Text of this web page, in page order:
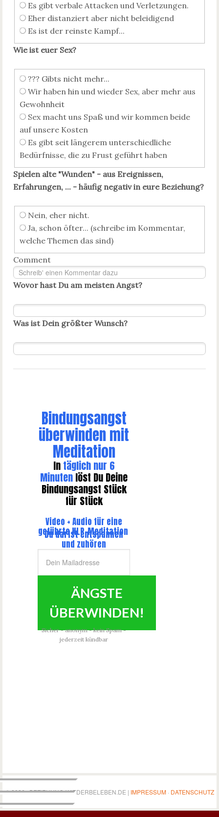
Es gibt verbale Attacken und Verletzungen.
Eher distanziert aber nicht beleidigend
Es ist der reinste Kampf...
Wie ist euer Sex?
??? Gibts nicht mehr...
Wir haben hin und wieder Sex, aber mehr aus
Gewohnheit
Sex macht uns Spaß und wir kommen beide
auf unsere Kosten
Es gibt seit längerem unterschiedliche
Bedürfnisse, die zu Frust geführt haben
Spielen alte "Wunden" - aus Ereignissen,
Erfahrungen, ... - häufig negativ in eure Beziehung?
Nein, eher nicht.
Ja, schon öfter... (schreibe im Kommentar,
welche Themen das sind)
Comment
Wovor hast Du am meisten Angst?
Was ist Dein größter Wunsch?
​Bindungsangst
überwinden mit
Meditation
​Intäglich nur 6
Minuten ​löst Du Deine
Bindungsangst Stück
für Stück​
Video + Audio für eine
geführte NLP-Meditation
​Du ​darfst entspannen
und zuhören
ÄNGSTE
ÜBERWINDEN!
​Sicher - anonym - kein Spam -
jederzeit kündbar
© 2026 · BEZIEHUNG-WIEDERBELEBEN.DE | IMPRESSUM· DATENSCHUTZ